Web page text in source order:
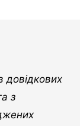
довідкових
з